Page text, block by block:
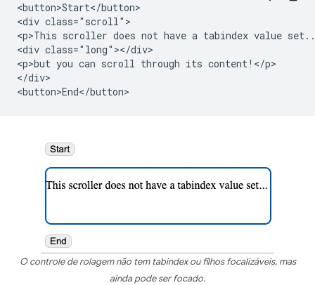
<button>Start</button>
<div class="scroll">
<p>This scroller does not have a tabindex value
<div class="long"></div>
<p>but you can scroll through its content!</p>
</div>
O controle de rolagem não tem tabindex ou filhos focalizáveis, mas
ainda pode ser focado.